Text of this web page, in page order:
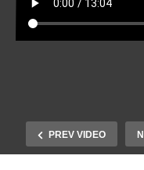
PREV VIDEO